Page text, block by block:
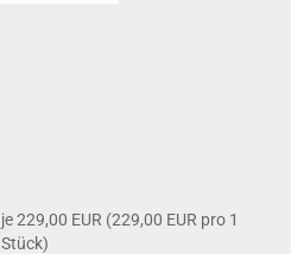
je 229,00 EUR (229,00 EUR pro 1
Stück)